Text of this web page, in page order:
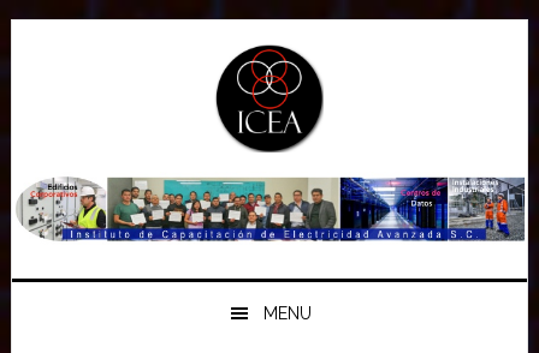
Saltar
Saltar
Saltar
principal
MENU